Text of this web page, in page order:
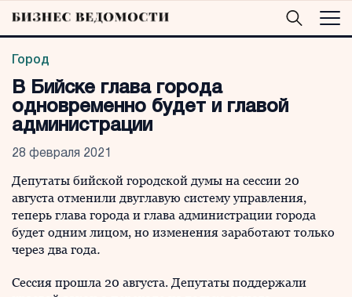
Город
В Бийске глава города
одновременно будет и главой
администрации
28 февраля 2021
Депутаты бийской городской думы на сессии 20
августа отменили двуглавую систему управления,
теперь глава города и глава администрации города
будет одним лицом, но изменения заработают только
через два года.
Сессия прошла 20 августа. Депутаты поддержали